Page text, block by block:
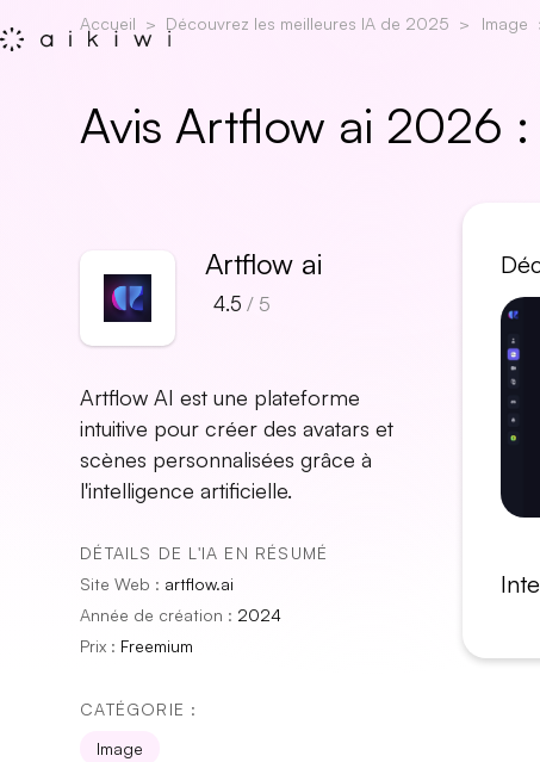
Accueil Découvrez les meilleures IA de 2025 Image
Avis Artflow ai 2026
Artflow ai
4.5 / 5
Artflow AI est une plateforme
intuitive pour créer des avatars et
scènes personnalisées grâce à
l'intelligence artificielle.
DÉTAILS DE L'IA EN RÉSUMÉ
Site Web : artflow.ai
Année de création : 2024
Prix : Freemium
CATÉGORIE :
Image